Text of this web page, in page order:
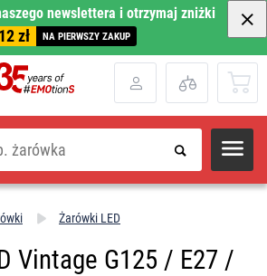
newslettera i otrzymaj zniżki
12 zł NA PIERWSZY ZAKUP
Żarówki LED
Vintage G125 / E27 /